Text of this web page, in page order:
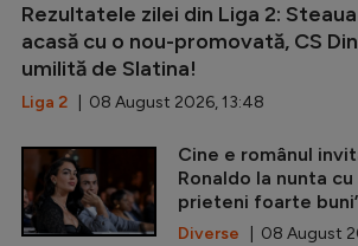
Rezultatele zilei din Liga 2:
acasă cu o nou-promovată, CS
umilită de Slatina!
Liga 2 | 08 August 2026, 13:48
Cine e românul
Ronaldo la nunta
prieteni foarte
Diverse | 08 August